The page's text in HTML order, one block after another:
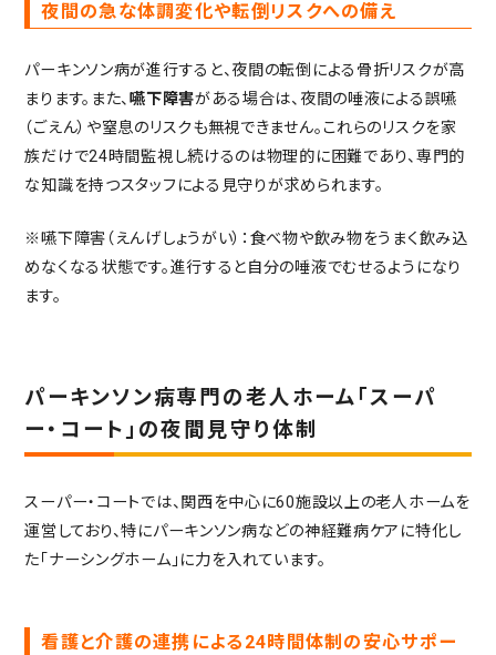
夜間の急な体調変化や転倒リスクへの備え
パーキンソン病が進行すると、夜間の転倒による骨折リスクが高
まります。また、嚥下障害がある場合は、夜間の唾液による誤嚥
（ごえん）や窒息のリスクも無視できません。これらのリスクを家
族だけで24時間監視し続けるのは物理的に困難であり、専門的
な知識を持つスタッフによる見守りが求められます。
※嚥下障害（えんげしょうがい）：食べ物や飲み物をうまく飲み込
めなくなる状態です。進行すると自分の唾液でむせるようになり
ます。
パーキンソン病専門の老人ホーム「スーパ
ー・コート」の夜間見守り体制
スーパー・コートでは、関西を中心に60施設以上の老人ホームを
運営しており、特にパーキンソン病などの神経難病ケアに特化し
た「ナーシングホーム」に力を入れています。
看護と介護の連携による24時間体制の安心サポー